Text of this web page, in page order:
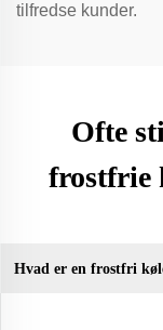
tilfredse kunder.
Ofte
frostfrie
Hvad er en frostfri